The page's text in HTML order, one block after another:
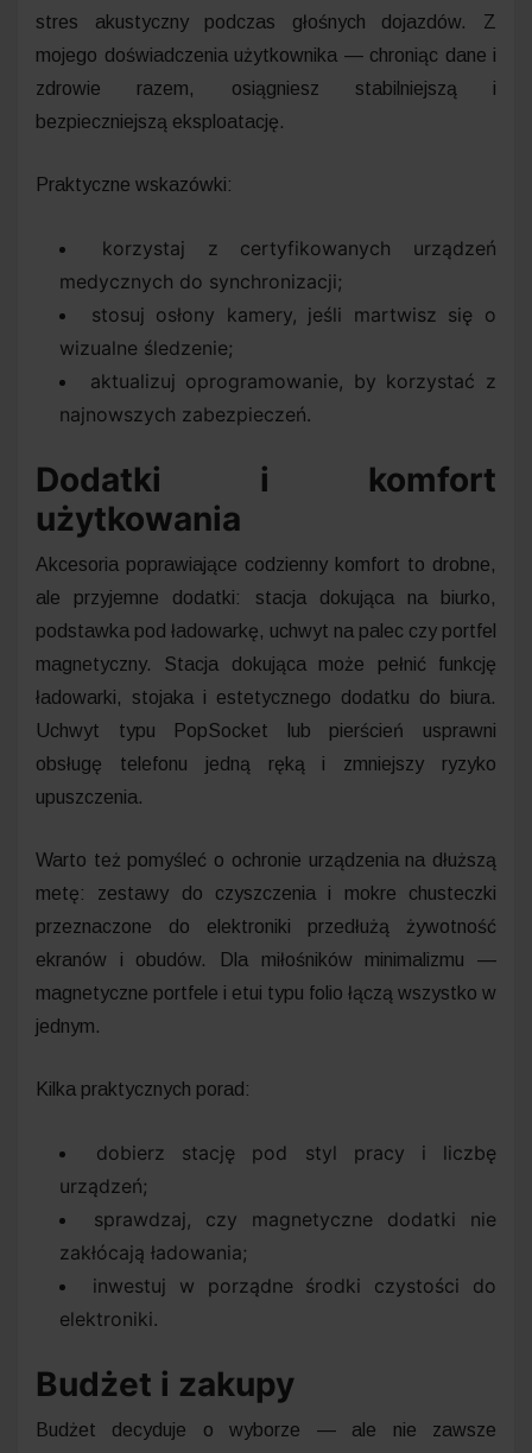
stres akustyczny podczas głośnych dojazdów. Z
mojego doświadczenia użytkownika — chroniąc dane i
zdrowie razem, osiągniesz stabilniejszą i
bezpieczniejszą eksploatację.
Praktyczne wskazówki:
korzystaj z certyfikowanych urządzeń
medycznych do synchronizacji;
stosuj osłony kamery, jeśli martwisz się o
wizualne śledzenie;
aktualizuj oprogramowanie, by korzystać z
najnowszych zabezpieczeń.
Dodatki i komfort
użytkowania
Akcesoria poprawiające codzienny komfort to drobne,
ale przyjemne dodatki: stacja dokująca na biurko,
podstawka pod ładowarkę, uchwyt na palec czy portfel
magnetyczny. Stacja dokująca może pełnić funkcję
ładowarki, stojaka i estetycznego dodatku do biura.
Uchwyt typu PopSocket lub pierścień usprawni
obsługę telefonu jedną ręką i zmniejszy ryzyko
upuszczenia.
Warto też pomyśleć o ochronie urządzenia na dłuższą
metę: zestawy do czyszczenia i mokre chusteczki
przeznaczone do elektroniki przedłużą żywotność
ekranów i obudów. Dla miłośników minimalizmu —
magnetyczne portfele i etui typu folio łączą wszystko w
jednym.
Kilka praktycznych porad:
dobierz stację pod styl pracy i liczbę
urządzeń;
sprawdzaj, czy magnetyczne dodatki nie
zakłócają ładowania;
inwestuj w porządne środki czystości do
elektroniki.
Budżet i zakupy
Budżet decyduje o wyborze — ale nie zawsze